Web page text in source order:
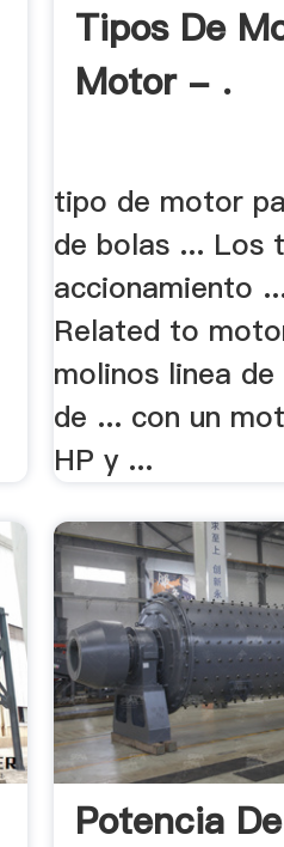
Tipos De
Motor - .
tipo de motor
de bolas ... Los
accionamiento
Related to
molinos linea
de ... con un
HP y ...
Potencia De